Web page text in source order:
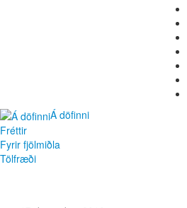
Á döfinni
Fréttir
Fyrir fjölmiðla
Tölfræði